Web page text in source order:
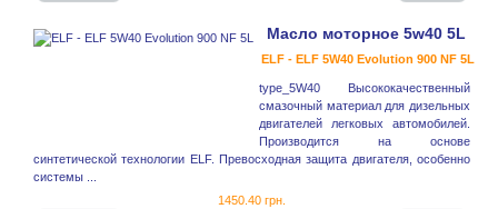
Масло моторное 5w40 5L
ELF - ELF 5W40 Evolution 900 NF 5L
type_5W40 Высококачественный
смазочный материал для дизельных
двигателей легковых автомобилей.
Производится на основе
синтетической технологии ELF. Превосходная защита двигателя, особенно
системы ...
1450.40 грн.